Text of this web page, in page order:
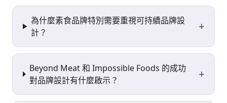
為什麼素食品牌特別需要重視可持續品牌設
計？
+
Beyond Meat 和 Impossible Foods 的成功
對品牌設計有什麼啟示？
+